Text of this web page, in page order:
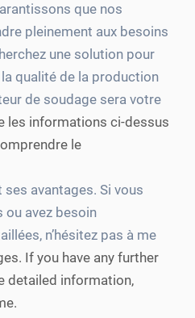
que nos
pleinement aux besoins
une solution pour
qualité de la production
de soudage sera votre
les informations ci-dessus
le
ses avantages. Si vous
ou avez besoin
n’hésitez pas à me
If you have any further
detailed information,